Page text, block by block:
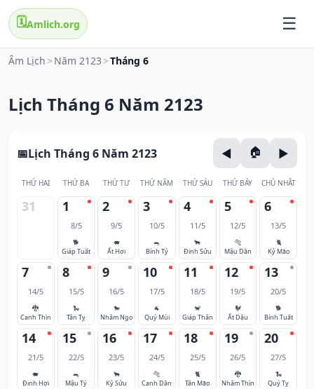
🗓️Amlich.org
Âm Lịch > Năm 2123 >Tháng 6
Lịch Tháng 6 Năm 2123
Lịch Tháng 6 Năm 2123
THỨ HAI THỨ BA THỨ TƯ THỨ NĂM THỨ SÁU THỨ BẢY CHỦ NHẬT
31 1
8/5
🐕
Giáp Tuất
2
9/5
🐖
Ất Hợi
3
10/5
🐀
Bính Tý
4
11/5
🐂
Đinh Sửu
5
12/5
🐅
Mậu Dần
6
13/5
🐈
Kỷ Mão
7
14/5
🐉
Canh Thìn
8
15/5
🐍
Tân Tỵ
9
16/5
🐎
Nhâm Ngọ
10
17/5
🐐
Quý Mùi
11
18/5
🐒
Giáp Thân
12
19/5
🐓
Ất Dậu
13
20/5
🐕
Bính Tuất
14
21/5
🐖
Đinh Hợi
15
22/5
🐀
Mậu Tý
16
23/5
🐂
Kỷ Sửu
17
24/5
🐅
Canh Dần
18
25/5
🐈
Tân Mão
19
26/5
🐉
Nhâm Thìn
20
27/5
🐍
Quý Tỵ